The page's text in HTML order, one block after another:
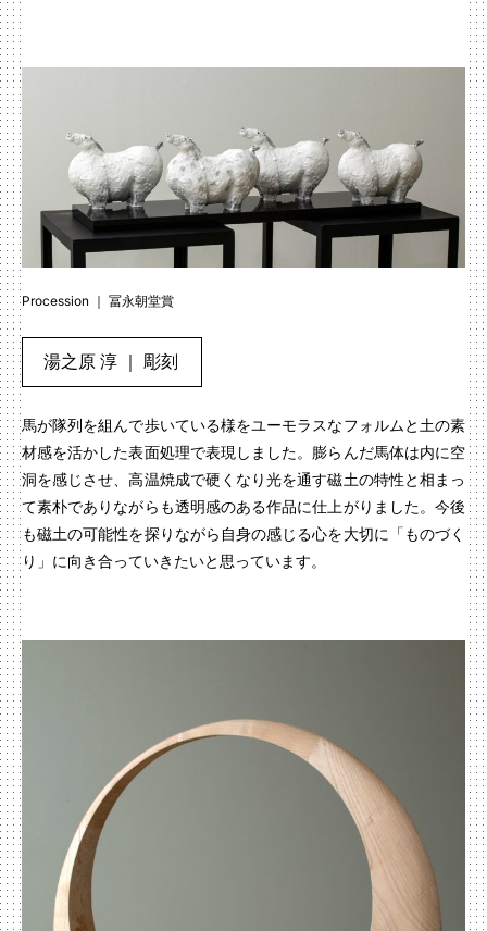
Procession ｜ 冨永朝堂賞
湯之原 淳 ｜ 彫刻
馬が隊列を組んで歩いている様をユーモラスなフォルムと土の素
材感を活かした表面処理で表現しました。膨らんだ馬体は内に空
洞を感じさせ、高温焼成で硬くなり光を通す磁土の特性と相まっ
て素朴でありながらも透明感のある作品に仕上がりました。今後
も磁土の可能性を探りながら自身の感じる心を大切に「ものづく
り」に向き合っていきたいと思っています。